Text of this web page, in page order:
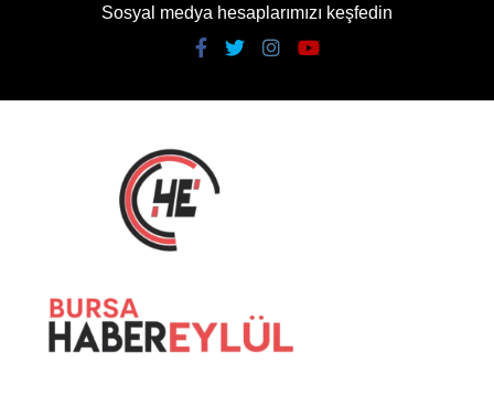
Sosyal medya hesaplarımızı keşfedin